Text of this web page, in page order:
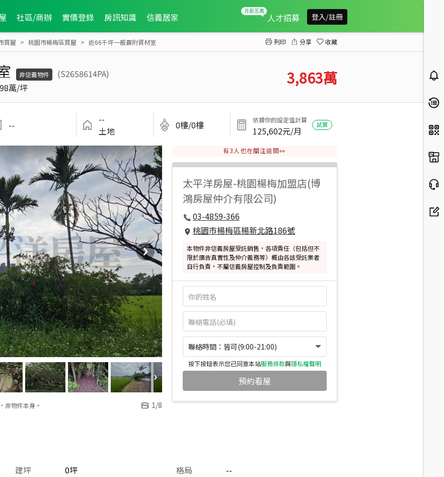
社區/商辦 實價登錄 房訊知識 信義居家 人才招募 登入/註冊
買屋 桃園市楊梅區買屋 近66千坪一般農附資材室 列印 分享 收藏
非信義物件
(S2658614PA)
萬/坪 3,863萬
--
--
土地
0樓/0樓 依據你的設定值計算
125,602元/月
試算
非物件本身。 1/8
有3 人也在關注這間👀
太平洋房屋-桃園楊梅加盟店(博
鴻房屋仲介有限公司)
03-4859-366
桃園市楊梅區楊新北路186號
本物件非信義房屋受託銷售，各項責任（包括但不
限於廣告真實性及仲介義務等）概由各該受託業者
自行負責，不屬信義房屋控制及負責範圍。
聯絡時間：皆可(9:00-21:00)
按下按鈕表示您已同意本站服務條款與隱私權聲明
預約看屋
建坪 0坪 格局
--